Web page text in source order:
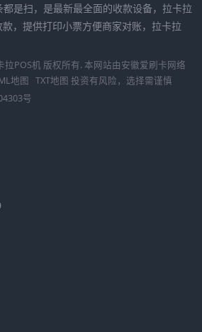
是扫，是最新最全面的收款设备，拉卡拉
，提供打印小票方便商家对账，拉卡拉
拉POS机 版权所有. 本网站由安徽爱刷卡网络
地图 TXT地图 投资有风险，选择需谨慎
号